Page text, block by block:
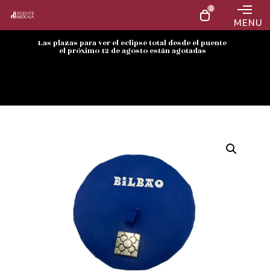
0
MENU
Las plazas para ver el eclipse total desde el puente
el próximo 12 de agosto están agotadas